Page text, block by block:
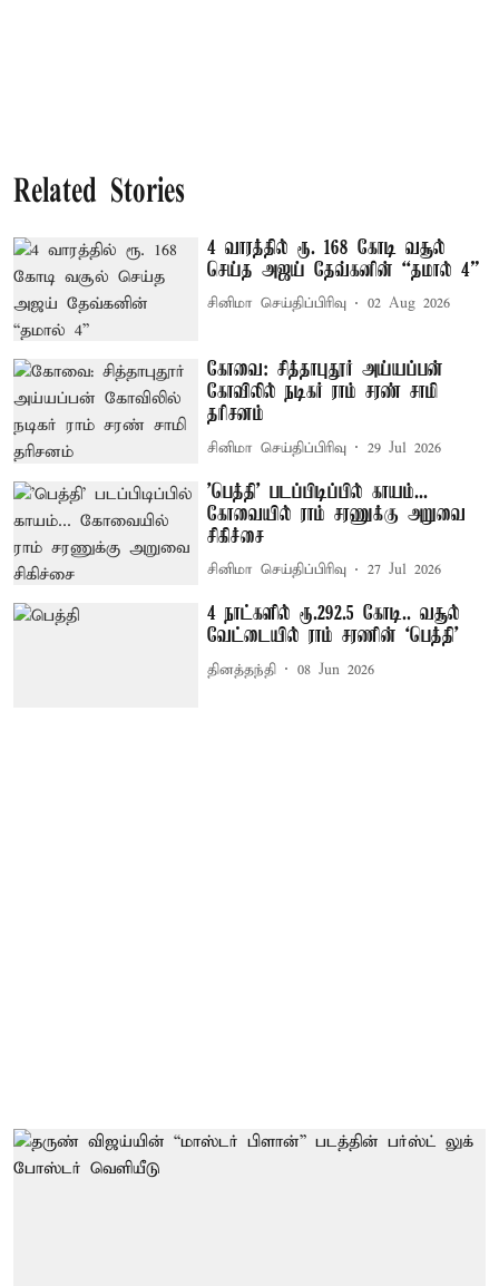
Related Stories
4 வாரத்தில் ரூ. 168 கோடி வசூல்
செய்த அஜய் தேவ்கனின் “தமால் 4”
சினிமா செய்திப்பிரிவு 02 Aug 2026
கோவை: சித்தாபுதூர் அய்யப்பன்
கோவிலில் நடிகர் ராம் சரண் சாமி
தரிசனம்
சினிமா செய்திப்பிரிவு 29 Jul 2026
'பெத்தி' படப்பிடிப்பில் காயம்...
கோவையில் ராம் சரணுக்கு அறுவை
சிகிச்சை
சினிமா செய்திப்பிரிவு 27 Jul 2026
4 நாட்களில் ரூ.292.5 கோடி.. வசூல்
வேட்டையில் ராம் சரணின் ‘பெத்தி’
தினத்தந்தி 08 Jun 2026